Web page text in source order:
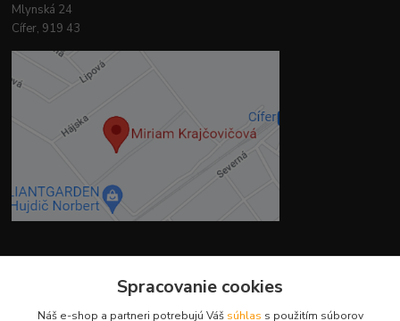
Mlynská 24
Cífer, 919 43
Spracovanie cookies
Náš e-shop a partneri potrebujú Váš súhlas s použitím súborov